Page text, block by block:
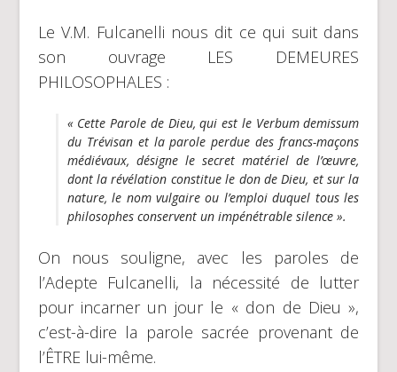
Le V.M. Fulcanelli nous dit ce qui suit dans
son ouvrage LES DEMEURES
PHILOSOPHALES :
« Cette Parole de Dieu, qui est le Verbum demissum
du Trévisan et laparole perdue des francs-maçons
médiévaux, désigne le secret matériel de l’œuvre,
dont la révélation constitue le don de Dieu, et sur la
nature, le nom vulgaire ou l’emploi duquel tous les
philosophes conservent un impénétrable silence ».
On nous souligne, avec les paroles de
l’Adepte Fulcanelli, la nécessité de lutter
pour incarner un jour le « don de Dieu »,
c’est-à-dire la parole sacrée provenant de
l’ÊTRE lui-même.